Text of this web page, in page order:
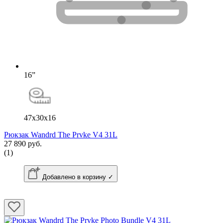
16”
47x30x16
Рюкзак Wandrd The Prvke V4 31L
27 890 руб.
(1)
Добавлено в корзину ✓